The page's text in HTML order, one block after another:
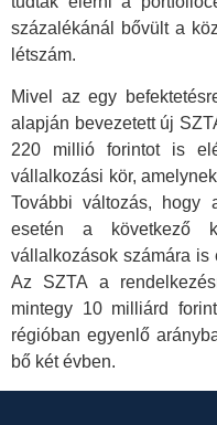
százalékánál bővült a
létszám.
Mivel az egy
alapján bevezetett új
220 millió forintot is
vállalkozási kör,
További változás, hogy
esetén a következő
vállalkozások számára is
Az SZTA a
mintegy 10 milliárd
régióban egyenlő
bő két évben.